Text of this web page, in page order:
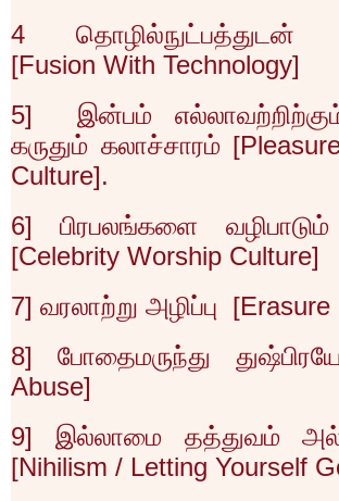
4
[Fusion With Technology]
5]
இன்பம்
கருதும் கலாச்சாரம் [
Culture].
6]பிரபலங்களை
[Celebrity Worship Culture]
7] வரலாற்று அழிப்பு [Erasure
8] போதைமருந்து
Abuse]
9] இல்லாமை தத்துவம்
[Nihilism / Letting Yourself